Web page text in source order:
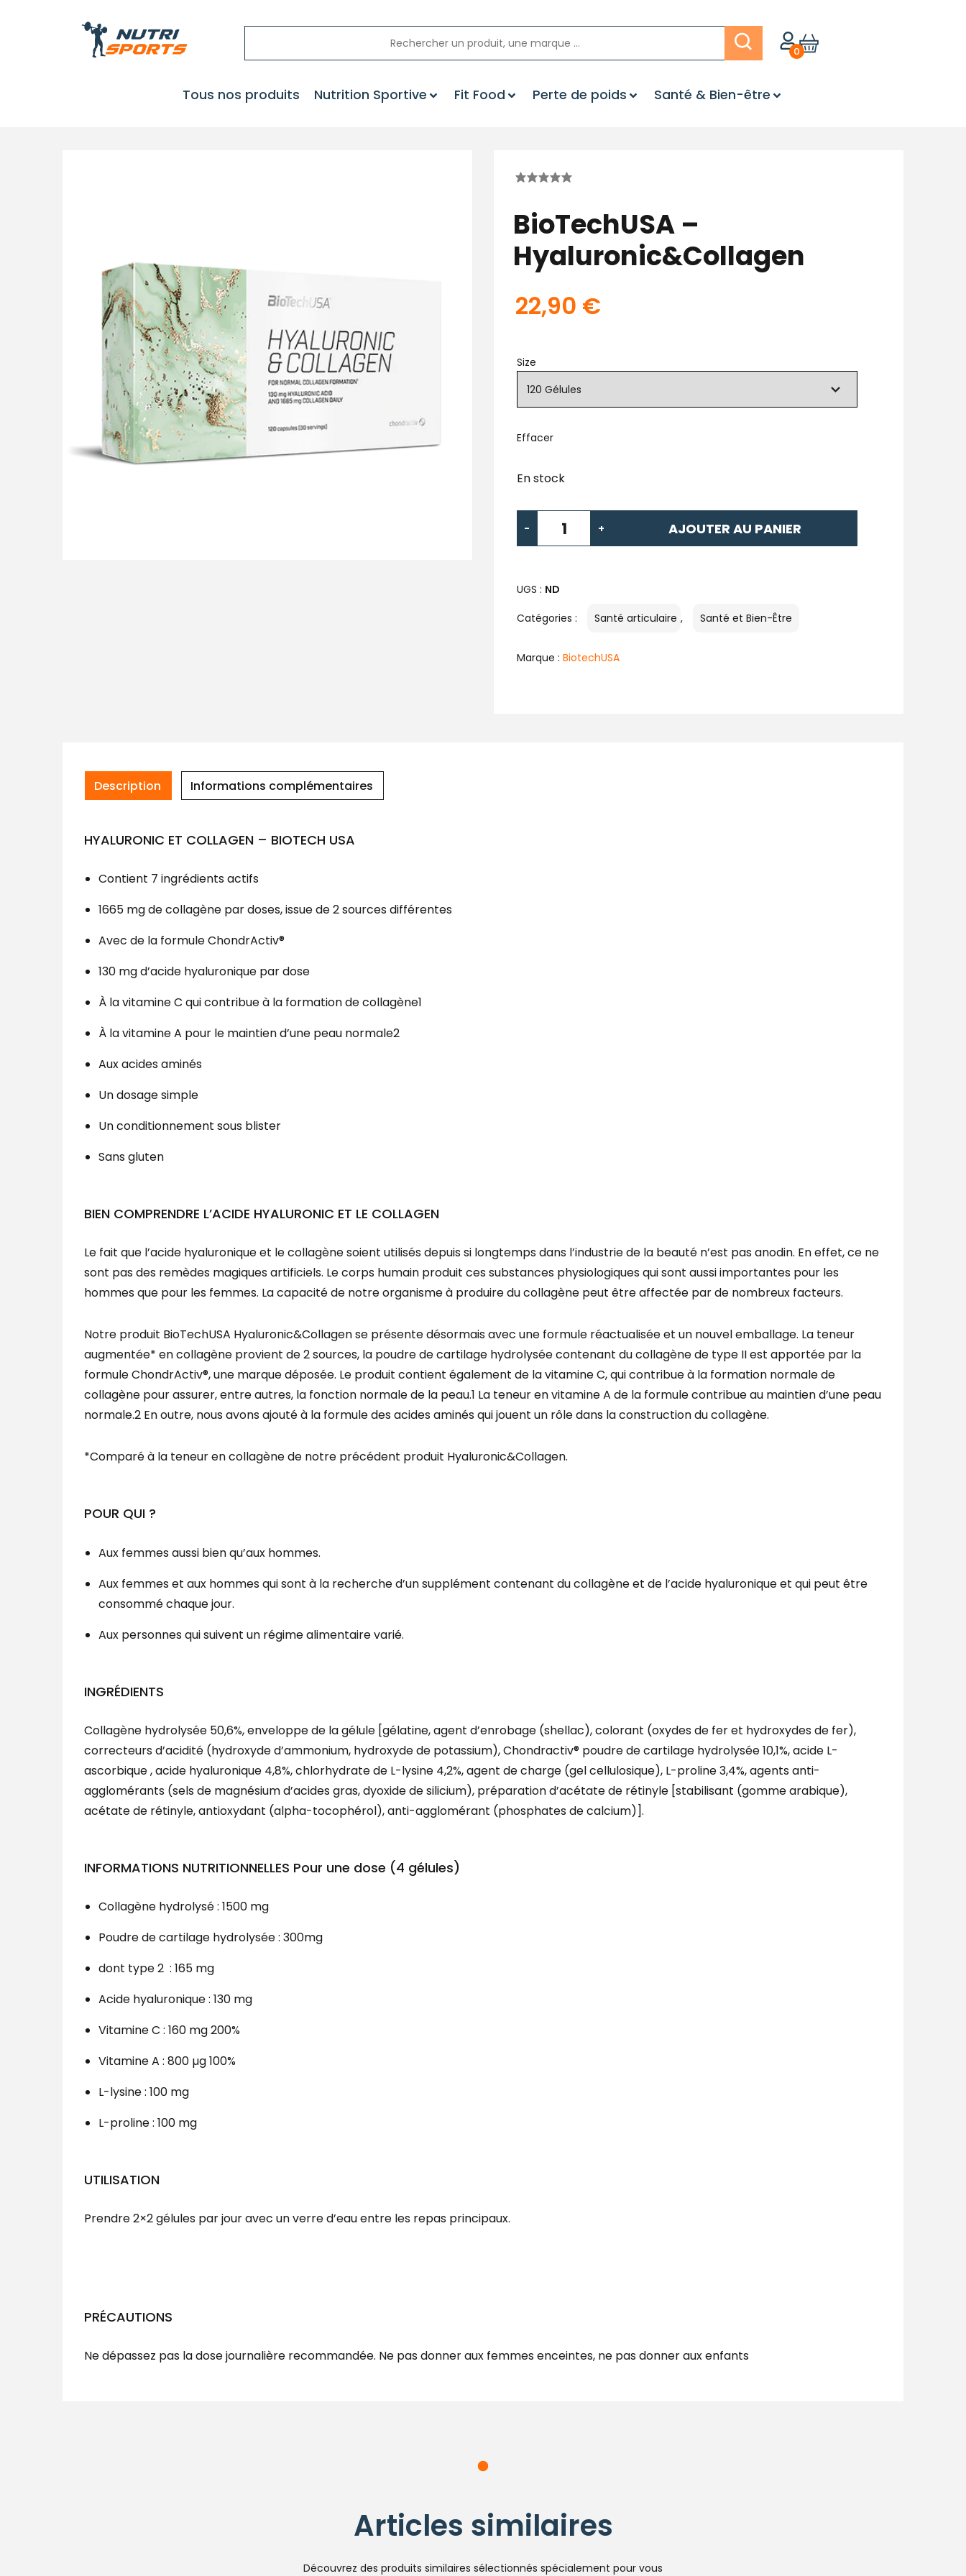
0
Tous nos produits Nutrition Sportive Fit Food Perte de poids Santé & Bien-être
BioTechUSA –
Hyaluronic&Collagen
22,90 €
Size
Effacer
En stock
- + AJOUTER AU PANIER
UGS : ND
Catégories :
Santé articulaire , Santé et Bien-Être
Marque : BiotechUSA
Description Informations complémentaires
HYALURONIC ET COLLAGEN – BIOTECH USA
Contient 7 ingrédients actifs
1665 mg de collagène par doses, issue de 2 sources différentes
Avec de la formule ChondrActiv®
130 mg d’acide hyaluronique par dose
À la vitamine C qui contribue à la formation de collagène1
À la vitamine A pour le maintien d’une peau normale2
Aux acides aminés
Un dosage simple
Un conditionnement sous blister
Sans gluten
BIEN COMPRENDRE L’ACIDE HYALURONIC ET LE COLLAGEN
Le fait que l’acide hyaluronique et le collagène soient utilisés depuis si longtemps dans l’industrie de la beauté n’est pas anodin. En effet, ce ne
sont pas des remèdes magiques artificiels. Le corps humain produit ces substances physiologiques qui sont aussi importantes pour les
hommes que pour les femmes. La capacité de notre organisme à produire du collagène peut être affectée par de nombreux facteurs.
Notre produit BioTechUSA Hyaluronic&Collagen se présente désormais avec une formule réactualisée et un nouvel emballage. La teneur
augmentée* en collagène provient de 2 sources, la poudre de cartilage hydrolysée contenant du collagène de type II est apportée par la
formule ChondrActiv®, une marque déposée. Le produit contient également de la vitamine C, qui contribue à la formation normale de
collagène pour assurer, entre autres, la fonction normale de la peau.1 La teneur en vitamine A de la formule contribue au maintien d’une peau
normale.2 En outre, nous avons ajouté à la formule des acides aminés qui jouent un rôle dans la construction du collagène.
*Comparé à la teneur en collagène de notre précédent produit Hyaluronic&Collagen.
POUR QUI ?
Aux femmes aussi bien qu’aux hommes.
Aux femmes et aux hommes qui sont à la recherche d’un supplément contenant du collagène et de l’acide hyaluronique et qui peut être
consommé chaque jour.
Aux personnes qui suivent un régime alimentaire varié.
INGRÉDIENTS
Collagène hydrolysée 50,6%, enveloppe de la gélule [gélatine, agent d’enrobage (shellac), colorant (oxydes de fer et hydroxydes de fer),
correcteurs d’acidité (hydroxyde d’ammonium, hydroxyde de potassium), Chondractiv® poudre de cartilage hydrolysée 10,1%, acide L-
ascorbique , acide hyaluronique 4,8%, chlorhydrate de L-lysine 4,2%, agent de charge (gel cellulosique), L-proline 3,4%, agents anti-
agglomérants (sels de magnésium d’acides gras, dyoxide de silicium), préparation d’acétate de rétinyle [stabilisant (gomme arabique),
acétate de rétinyle, antioxydant (alpha-tocophérol), anti-agglomérant (phosphates de calcium)].
INFORMATIONS NUTRITIONNELLES Pour une dose (4 gélules)
Collagène hydrolysé : 1500 mg
Poudre de cartilage hydrolysée : 300mg
dont type 2 : 165 mg
Acide hyaluronique : 130 mg
Vitamine C : 160 mg 200%
Vitamine A : 800 µg 100%
L-lysine : 100 mg
L-proline : 100 mg
UTILISATION
Prendre 2×2 gélules par jour avec un verre d’eau entre les repas principaux.
PRÉCAUTIONS
Ne dépassez pas la dose journalière recommandée. Ne pas donner aux femmes enceintes, ne pas donner aux enfants
Articles similaires
Découvrez des produits similaires sélectionnés spécialement pour vous